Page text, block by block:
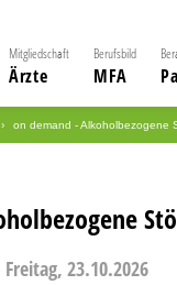
Mitgliedschaft
Ärzte
Berufsbild
MFA
on demand - Alkoholbezogene
Freitag, 23.10.2026